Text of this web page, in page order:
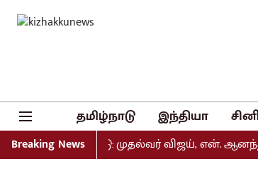
தமிழ்நாடு இந்தியா
Breaking News
வெளியீடு: முதல்வர் விஜய், என். ஆனந்த்,